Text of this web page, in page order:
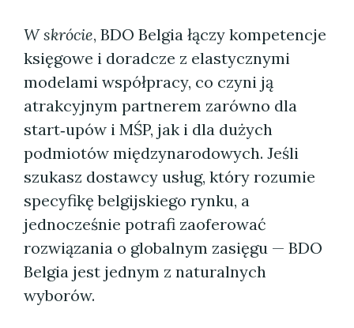
W skrócie, BDO Belgia łączy kompetencje
księgowe i doradcze z elastycznymi
modelami współpracy, co czyni ją
atrakcyjnym partnerem zarówno dla
start‑upów i MŚP, jak i dla dużych
podmiotów międzynarodowych. Jeśli
szukasz dostawcy usług, który rozumie
specyfikę belgijskiego rynku, a
jednocześnie potrafi zaoferować
rozwiązania o globalnym zasięgu — BDO
Belgia jest jednym z naturalnych
wyborów.